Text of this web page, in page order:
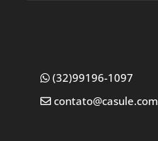
(32)99196-1097
contato@casule.com